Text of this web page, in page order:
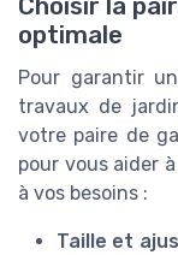
optimale
Pour garantir
travaux de
votre paire de
pour vous aider
à vos besoins :
Taille et